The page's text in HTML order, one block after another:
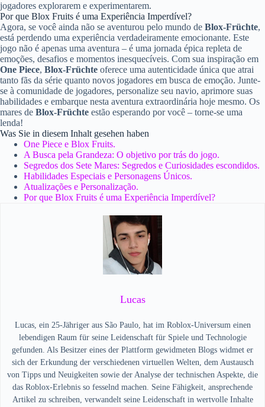
jogadores explorarem e experimentarem.
Por que Blox Fruits é uma Experiência Imperdível?
Agora, se você ainda não se aventurou pelo mundo de Blox-Früchte,
está perdendo uma experiência verdadeiramente emocionante. Este
jogo não é apenas uma aventura – é uma jornada épica repleta de
emoções, desafios e momentos inesquecíveis. Com sua inspiração em
One Piece, Blox-Früchte oferece uma autenticidade única que atrai
tanto fãs da série quanto novos jogadores em busca de emoção. Junte-
se à comunidade de jogadores, personalize seu navio, aprimore suas
habilidades e embarque nesta aventura extraordinária hoje mesmo. Os
mares de Blox-Früchte estão esperando por você – torne-se uma
lenda!
Was Sie in diesem Inhalt gesehen haben
One Piece e Blox Fruits.
A Busca pela Grandeza: O objetivo por trás do jogo.
Segredos dos Sete Mares: Segredos e Curiosidades escondidos.
Habilidades Especiais e Personagens Únicos.
Atualizações e Personalização.
Por que Blox Fruits é uma Experiência Imperdível?
Lucas
Lucas, ein 25-Jähriger aus São Paulo, hat im Roblox-Universum einen
lebendigen Raum für seine Leidenschaft für Spiele und Technologie
gefunden. Als Besitzer eines der Plattform gewidmeten Blogs widmet er
sich der Erkundung der verschiedenen virtuellen Welten, dem Austausch
von Tipps und Neuigkeiten sowie der Analyse der technischen Aspekte, die
das Roblox-Erlebnis so fesselnd machen. Seine Fähigkeit, ansprechende
Artikel zu schreiben, verwandelt seine Leidenschaft in wertvolle Inhalte